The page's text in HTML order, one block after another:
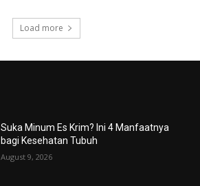
Load more
Suka Minum Es Krim? Ini 4 Manfaatnya
bagi Kesehatan Tubuh
August 9, 2026